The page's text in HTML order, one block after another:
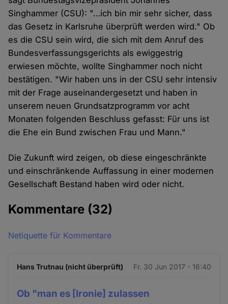
Singhammer (CSU): "…ich bin mir sehr sicher, dass
das Gesetz in Karlsruhe überprüft werden wird." Ob
es die CSU sein wird, die sich mit dem Anruf des
Bundesverfassungsgerichts als ewiggestrig
erwiesen möchte, wollte Singhammer noch nicht
bestätigen. "Wir haben uns in der CSU sehr intensiv
mit der Frage auseinandergesetzt und haben in
unserem neuen Grundsatzprogramm vor acht
Monaten folgenden Beschluss gefasst: Für uns ist
die Ehe ein Bund zwischen Frau und Mann."
Die Zukunft wird zeigen, ob diese eingeschränkte
und einschränkende Auffassung in einer modernen
Gesellschaft Bestand haben wird oder nicht.
Kommentare (32)
Netiquette für Kommentare
Hans Trutnau (nicht überprüft) Fr. 30 Jun 2017 - 16:40
Ob "man es [Ironie] zulassen